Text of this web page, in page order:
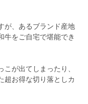
が、あるブランド産地
牛をご自宅で堪能でき
が出てしまったり、
超お得な切り落としカ